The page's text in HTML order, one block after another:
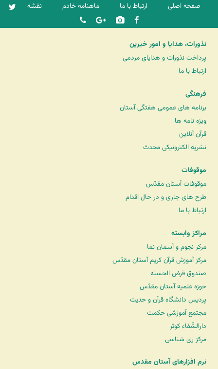
صفحه اصلی ارتباط با ما ماهنامه خادم نقشه
نذورات، هدایا و امور خیرین
پرداخت نذورات و هدایای مردمی
ارتباط با ما
فرهنگی
برنامه های عمومی هفتگی آستان
ویژه نامه ها
قرآن آنلاین
نشریه الکترونیکی محدث
موقوفات
موقوفات آستان مقدّس
طرح های جاری و در حال اقدام
ارتباط با ما
مراکز وابسته
مرکز نجوم و آسمان نما
مرکز آموزش قرآن کریم آستان مقدّس
صندوق قرض الحسنه
حوزه علمیه آستان مقدّس
پردیس دانشگاه قرآن و حدیث
مجتمع آموزشی حکمت
دارالشّفاء کوثر
مرکز ری شناسی
نرم افزارهای آستان مقدس